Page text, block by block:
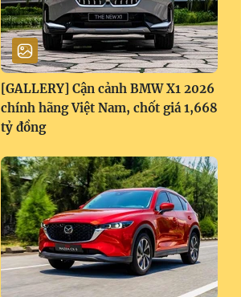
[GALLERY] Cận cảnh BMW X1 2026
chính hãng Việt Nam, chốt giá 1,668
tỷ đồng